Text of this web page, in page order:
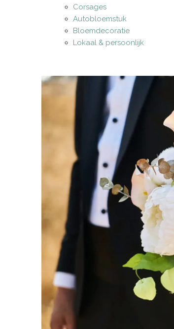
Corsages
Autobloemstuk
Bloemdecoratie
Lokaal & persoonlijk